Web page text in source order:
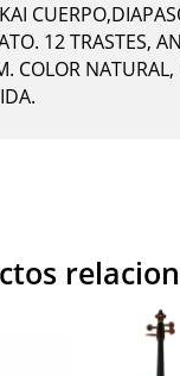
12 TRASTES,
COLOR NATURAL,